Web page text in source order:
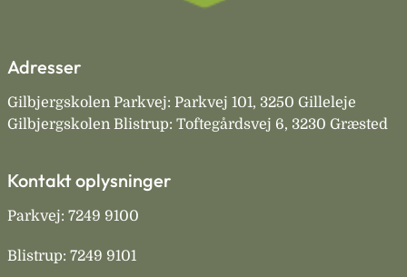
Adresser
Gilbjergskolen Parkvej: Parkvej 101, 3250 Gilleleje
Gilbjergskolen Blistrup: Toftegårdsvej 6, 3230 Græsted
Kontakt oplysninger
Parkvej: 7249 9100
Blistrup: 7249 9101